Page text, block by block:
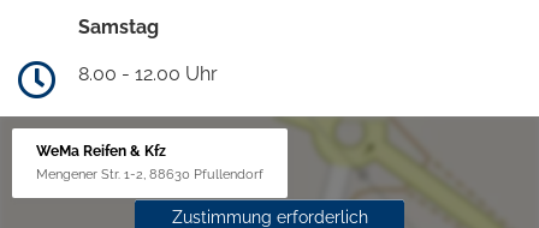
Samstag
8.00 - 12.00 Uhr
WeMa Reifen & Kfz
Mengener Str. 1-2, 88630 Pfullendorf
Zustimmung erforderlich